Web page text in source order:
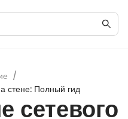
/
стене: Полный гид
сетевого